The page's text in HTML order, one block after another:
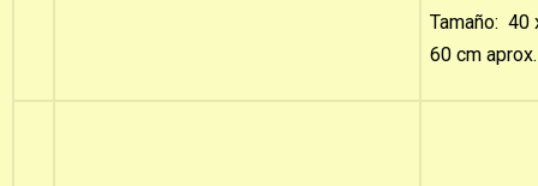
Tamaño: 40
60 cm aprox.